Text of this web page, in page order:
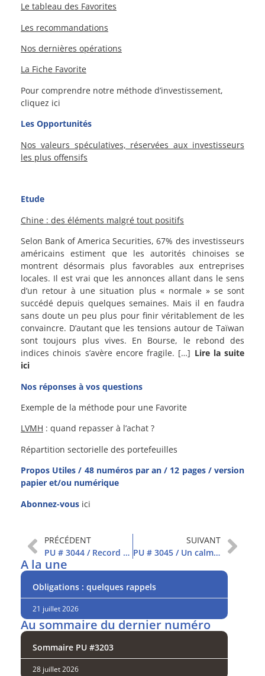
Le tableau des Favorites
Les recommandations
Nos dernières opérations
La Fiche Favorite
Pour comprendre notre méthode d’investissement,
cliquez ici
Les Opportunités
Nos valeurs spéculatives, réservées aux investisseurs
les plus offensifs
Etude
Chine : des éléments malgré tout positifs
Selon Bank of America Securities, 67% des investisseurs
américains estiment que les autorités chinoises se
montrent désormais plus favorables aux entreprises
locales. Il est vrai que les annonces allant dans le sens
d’un retour à une situation plus « normale » se sont
succédé depuis quelques semaines. Mais il en faudra
sans doute un peu plus pour finir véritablement de les
convaincre. D’autant que les tensions autour de Taïwan
sont toujours plus vives. En Bourse, le rebond des
indices chinois s’avère encore fragile. […] Lire la suite
ici
Nos réponses à vos questions
Exemple de la méthode pour une Favorite
LVMH : quand repasser à l’achat ?
Répartition sectorielle des portefeuilles
Propos Utiles / 48 numéros par an / 12 pages / version
papier et/ou numérique
Abonnez-vous ici
PRÉCÉDENT
PU # 3044 / Record du CAC40… grâce au luxe
SUIVANT
PU # 3045 / Un calme trompeur
A la une
Obligations : quelques rappels
21 juillet 2026
Au sommaire du dernier numéro
Sommaire PU #3203
28 juillet 2026